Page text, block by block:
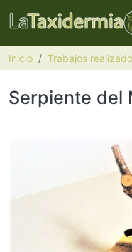
Pasar al contenido
Inicio Trabajos
Serpiente del